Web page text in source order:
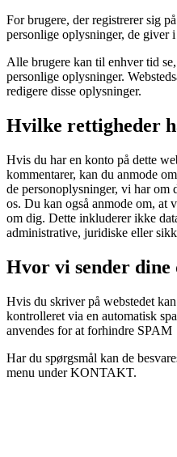
For brugere, der registrerer sig
personlige oplysninger, de giver
Alle brugere kan til enhver tid
personlige oplysninger.
redigere disse oplysninger.
Hvilke rettigheder
Hvis du har en konto på dette
kommentarer, kan du anmode
de personoplysninger, vi har om
os. Du kan også anmode om, at
om dig. Dette inkluderer ikke
administrative, juridiske eller
Hvor vi sender dine
Hvis du skriver på webstedet
kontrolleret via en automatisk
anvendes for at forhindre SPAM
Har du spørgsmål kan de
menu under KONTAKT.